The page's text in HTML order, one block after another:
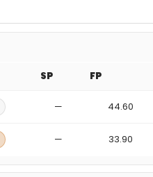
SP FP
— 44.60
— 33.90